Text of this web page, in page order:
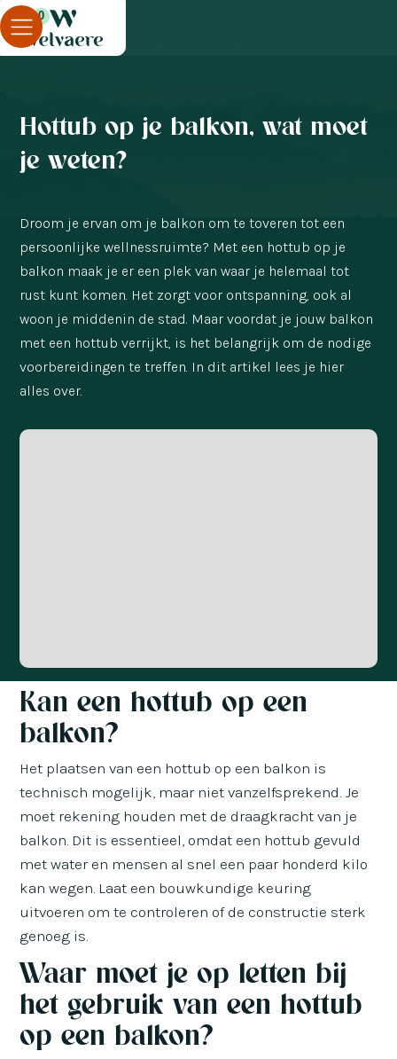
0
Blog
Hottub op je balkon, wat moet je weten?
Hottub op je balkon, wat moet
je weten?
Droom je ervan om je balkon om te toveren tot een
persoonlijke wellnessruimte? Met een hottub op je
balkon maak je er een plek van waar je helemaal tot
rust kunt komen. Het zorgt voor ontspanning, ook al
woon je middenin de stad. Maar voordat je jouw balkon
met een hottub verrijkt, is het belangrijk om de nodige
voorbereidingen te treffen. In dit artikel lees je hier
alles over.
Kan een hottub op een
balkon?
Het plaatsen van een hottub op een balkon is
technisch mogelijk, maar niet vanzelfsprekend. Je
moet rekening houden met de draagkracht van je
balkon. Dit is essentieel, omdat een hottub gevuld
met water en mensen al snel een paar honderd kilo
kan wegen. Laat een bouwkundige keuring
uitvoeren om te controleren of de constructie sterk
genoeg is.
Waar moet je op letten bij
het gebruik van een hottub
op een balkon?